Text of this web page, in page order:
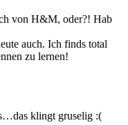
von H&M, oder?! Hab
auch. Ich finds total
zu lernen!
klingt gruselig :(